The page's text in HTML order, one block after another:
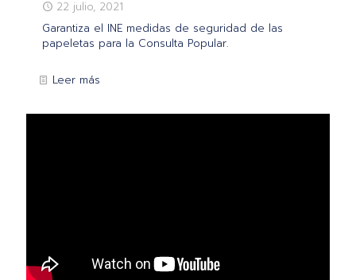
22 julio, 2021
Garantiza el INE medidas de seguridad de las
papeletas para la Consulta Popular.
Leer más